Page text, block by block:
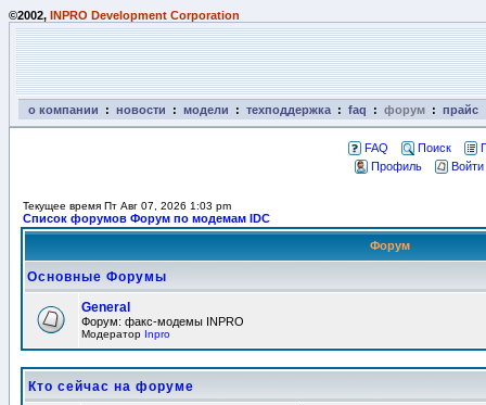
©2002, INPRO Development Corporation
о компании : новости : модели : техподдержка : faq : форум : прайс
FAQ Поиск
Профиль
Текущее время Пт Авг 07, 2026 1:03 pm
Список форумов Форум по модемам IDC
Форум
Основные Форумы
General
Форум: факс-модемы INPRO
Модератор Inpro
Кто сейчас на форуме